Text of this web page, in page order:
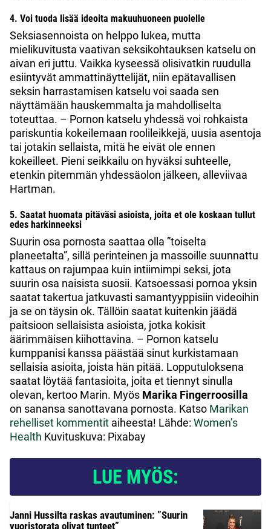
4. Voi tuoda lisää ideoita makuuhuoneen puolelle
Seksiasennoista on helppo lukea, mutta
mielikuvitusta vaativan seksikohtauksen katselu on
aivan eri juttu. Vaikka kyseessä olisivatkin ruudulla
esiintyvät ammattinäyttelijät, niin epätavallisen
seksin harrastamisen katselu voi saada sen
näyttämään hauskemmalta ja mahdolliselta
toteuttaa. – Pornon katselu yhdessä voi rohkaista
pariskuntia kokeilemaan roolileikkejä, uusia asentoja
tai jotakin sellaista, mitä he eivät ole ennen
kokeilleet. Pieni seikkailu on hyväksi suhteelle,
etenkin pitemmän yhdessäolon jälkeen, alleviivaa
Hartman.
5. Saatat huomata pitäväsi asioista, joita et ole koskaan tullut
edes harkinneeksi
Suurin osa pornosta saattaa olla ”toiselta
planeetalta”, sillä perinteinen ja massoille suunnattu
kattaus on rajumpaa kuin intiimimpi seksi, jota
suurin osa naisista suosii. Katsoessasi pornoa yksin
saatat takertua jatkuvasti samantyyppisiin videoihin
ja se on täysin ok. Tällöin saatat kuitenkin jäädä
paitsioon sellaisista asioista, jotka kokisit
äärimmäisen kiihottavina. – Pornon katselu
kumppanisi kanssa päästää sinut kurkistamaan
sellaisia asioita, joista hän pitää. Lopputuloksena
saatat löytää fantasioita, joita et tiennyt sinulla
olevan, kertoo Marin. Myös Marika Fingerroosilla
on sanansa sanottavana pornosta. Katso Marikan
rehelliset kommentit aiheesta! Lähde: Women’s
Health Kuvituskuva: Pixabay
LUE MYÖS:
Janni Hussilta raskas avautuminen: ”Suurin
vuoristorata olivat tunteet”